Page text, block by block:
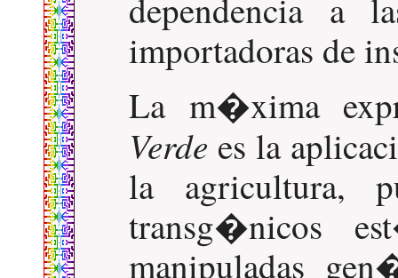
dependencia a
importadoras de
La m�xima
Verde es la
la agricultura,
transg�nicos
manipuladas